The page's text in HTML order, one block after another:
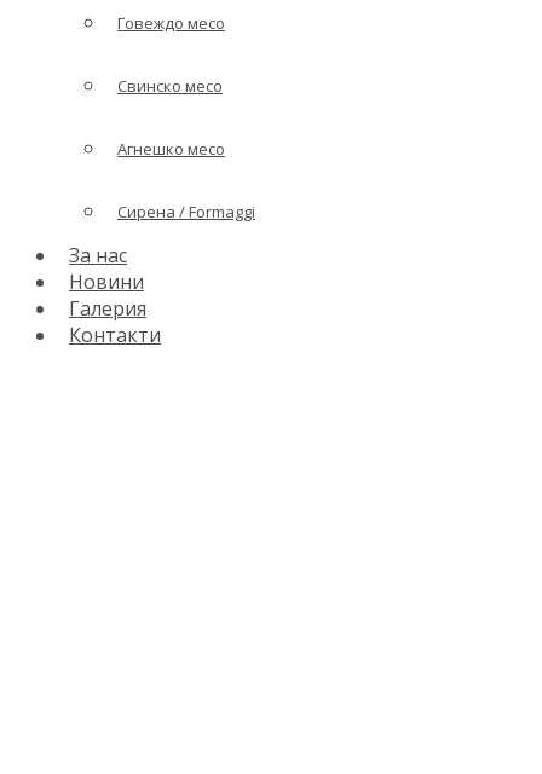
Говеждо месо
Свинско месо
Агнешко месо
Сирена / Formaggi
За нас
Новини
Галерия
Контакти